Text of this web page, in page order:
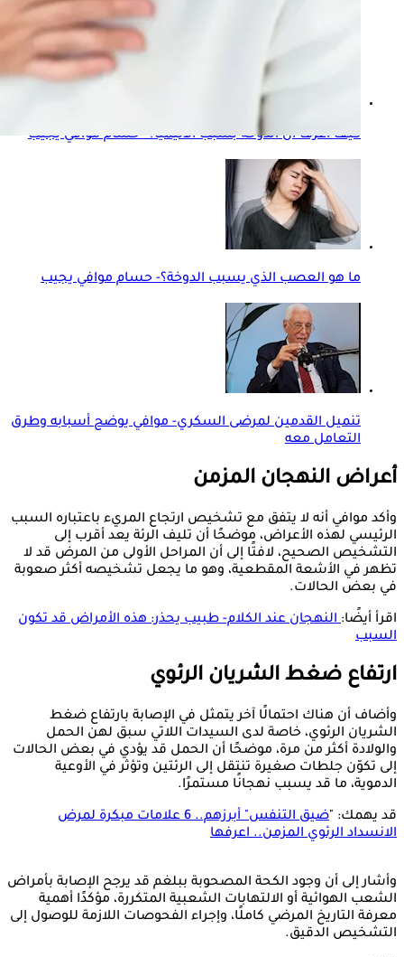
كيف أعرف أن الدوخة بسبب الأنيميا؟- حسام موافي يجيب
ما هو العصب الذي يسبب الدوخة؟- حسام موافي يجيب
تنميل القدمين لمرضى السكري- موافي يوضح أسبابه وطرق
التعامل معه
أعراض النهجان المزمن
وأكد موافي أنه لا يتفق مع تشخيص ارتجاع المريء باعتباره السبب
الرئيسي لهذه الأعراض، موضحًا أن تليف الرئة يعد أقرب إلى
التشخيص الصحيح، لافتًا إلى أن المراحل الأولى من المرض قد لا
تظهر في الأشعة المقطعية، وهو ما يجعل تشخيصه أكثر صعوبة
في بعض الحالات.
اقرأ أيضًا:النهجان عند الكلام- طبيب يحذر: هذه الأمراض قد تكون
السبب
ارتفاع ضغط الشريان الرئوي
وأضاف أن هناك احتمالًا آخر يتمثل في الإصابة بارتفاع ضغط
الشريان الرئوي، خاصة لدى السيدات اللاتي سبق لهن الحمل
والولادة أكثر من مرة، موضحًا أن الحمل قد يؤدي في بعض الحالات
إلى تكوّن جلطات صغيرة تنتقل إلى الرئتين وتؤثر في الأوعية
الدموية، ما قد يسبب نهجانًا مستمرًا.
قد يهمك: "
ضيق التنفس" أبرزهم.. 6 علامات مبكرة لمرض
الانسداد الرئوي المزمن.. اعرفها
وأشار إلى أن وجود الكحة المصحوبة ببلغم قد يرجح الإصابة بأمراض
الشعب الهوائية أو الالتهابات الشعبية المتكررة، مؤكدًا أهمية
معرفة التاريخ المرضي كاملًا، وإجراء الفحوصات اللازمة للوصول إلى
التشخيص الدقيق.